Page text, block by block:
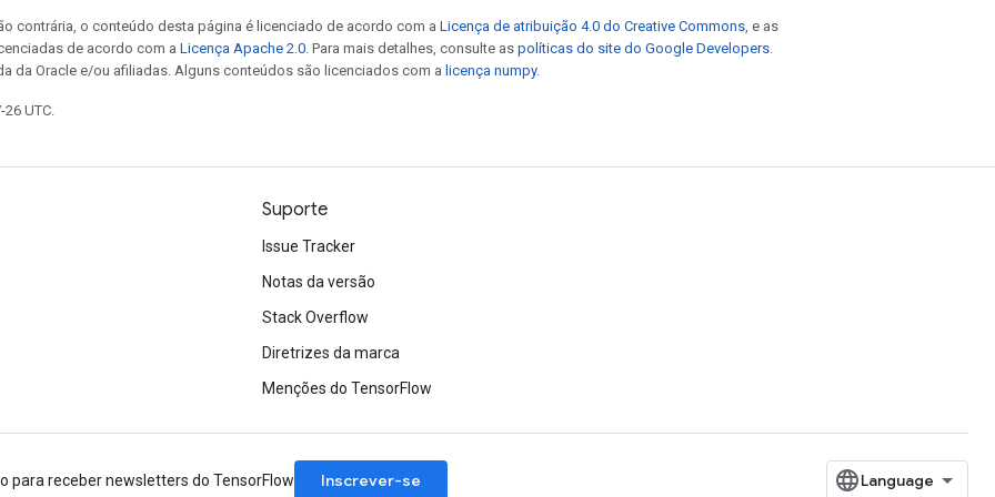
contrária, o conteúdo desta página é licenciado de acordo com a Licença de atribuição 4.0 do Creative Commons , e as
de acordo com a Licença Apache 2.0 . Para mais detalhes, consulte as políticas do site do Google Developers
da Oracle e/ou afiliadas. Alguns conteúdos são licenciados com a licença numpy.
UTC.
Suporte
Issue Tracker
Notas da versão
Stack Overflow
Diretrizes da marca
Menções do TensorFlow
para receber newsletters do TensorFlow Inscrever-se